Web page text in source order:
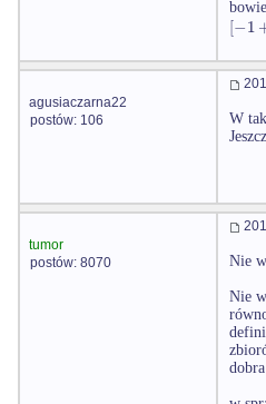
[−1
agusiaczarna22
postów: 106
W
tumor
postów: 8070
Nie
Nie